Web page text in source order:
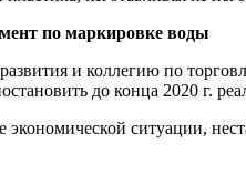
по маркировке воды
и коллегию по
до конца 2020 г.
ситуации,